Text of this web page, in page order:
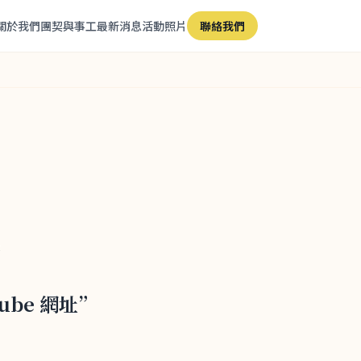
於我們團契與事工最新消息活動照片 聯絡我們
網址”